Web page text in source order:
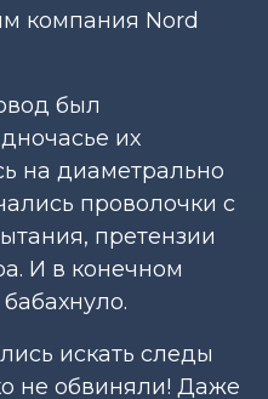
компания Nord
был
их
на диаметрально
проволочки с
претензии
И в конечном
искать следы
не обвиняли! Даже